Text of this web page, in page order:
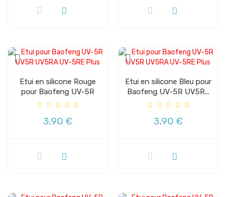
Etui en silicone Rouge
pour Baofeng UV-5R
UV5R...
3,90 €
Etui en silicone Bleu pour
Baofeng UV-5R UV5R...
3,90 €